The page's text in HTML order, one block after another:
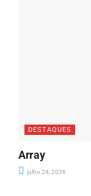
DESTAQUES
Array
julho 24, 2026